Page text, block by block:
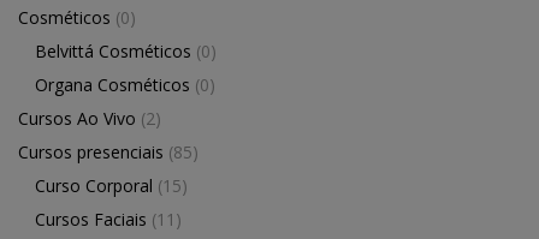
Cosméticos (0)
Belvittá Cosméticos (0)
Organa Cosméticos (0)
Cursos Ao Vivo (2)
Cursos presenciais (85)
Curso Corporal (15)
Cursos Faciais (11)